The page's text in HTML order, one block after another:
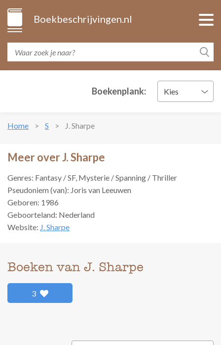
Boekbeschrijvingen.nl
Boekenplank: Kies
Home S J. Sharpe
Meer over J. Sharpe
Genres: Fantasy / SF, Mysterie / Spanning / Thriller
Pseudoniem (van): Joris van Leeuwen
Geboren: 1986
Geboorteland: Nederland
Website: J. Sharpe
Boeken van J. Sharpe
3